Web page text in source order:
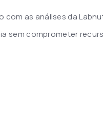
com as análises da
sem comprometer